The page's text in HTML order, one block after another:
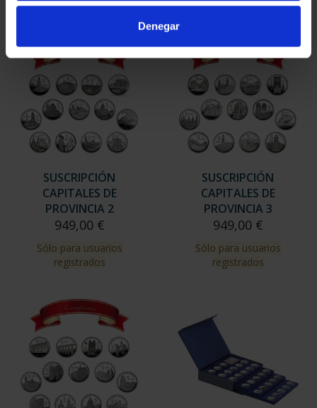
Denegar
SUSCRIPCIÓN
CAPITALES DE
PROVINCIA 2
949,00 €
Sólo para usuarios
registrados
SUSCRIPCIÓN
CAPITALES DE
PROVINCIA 3
949,00 €
Sólo para usuarios
registrados